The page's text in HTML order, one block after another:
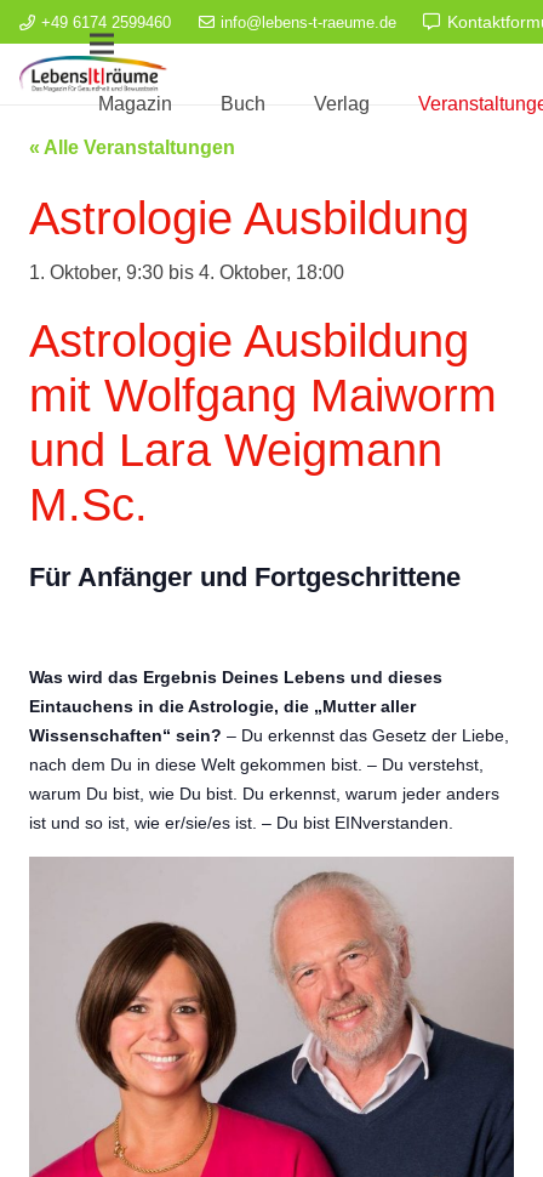
+49 6174 2599460 info@lebens-t-raeume.de
Magazin Buch Verlag
« Alle Veranstaltungen
Astrologie Ausbildung
1. Oktober, 9:30 bis 4. Oktober, 18:00
Astrologie Ausbildung
mit Wolfgang Maiworm
und Lara Weigmann
M.Sc.
Für Anfänger und Fortgeschrittene
Was wird das Ergebnis Deines Lebens und dieses
Eintauchens in die Astrologie, die „Mutter aller
Wissenschaften“ sein? – Du erkennst das Gesetz der Liebe,
nach dem Du in diese Welt gekommen bist. – Du verstehst,
warum Du bist, wie Du bist. Du erkennst, warum jeder anders
ist und so ist, wie er/sie/es ist. – Du bist EINverstanden.